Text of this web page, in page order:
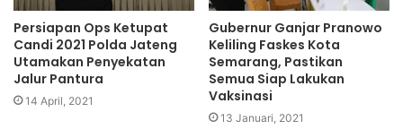
Persiapan Ops Ketupat
Candi 2021 Polda Jateng
Utamakan Penyekatan
Jalur Pantura
14 April, 2021
Gubernur Ganjar Pranowo
Keliling Faskes Kota
Semarang, Pastikan
Semua Siap Lakukan
Vaksinasi
13 Januari, 2021